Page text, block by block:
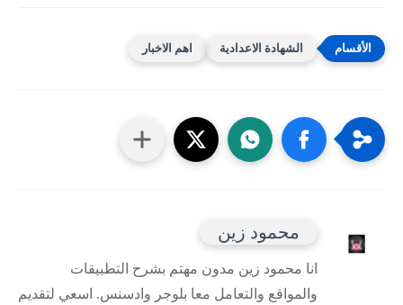
الشهادة الاعدادية اهم الاخبار
محمود زين
انا محمود زين مدون مهتم بشرح التطبيقات
والمواقع والتعامل معا بلوجر وادسنس. اسعي لتقديم